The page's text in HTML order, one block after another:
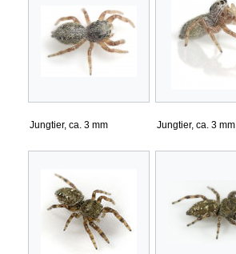
Jungtier, ca. 3 mm Jungtier, ca. 3 mm